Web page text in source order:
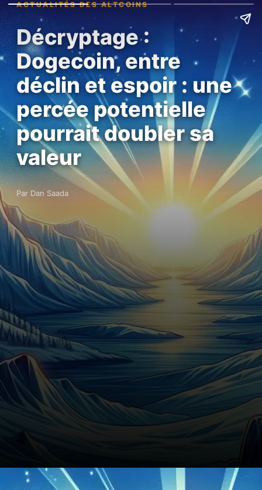
ACTUALITÉS DES ALTCOINS
Décryptage :
Dogecoin, entre
déclin et espoir : une
percée potentielle
pourrait doubler sa
valeur
Par Dan Saada